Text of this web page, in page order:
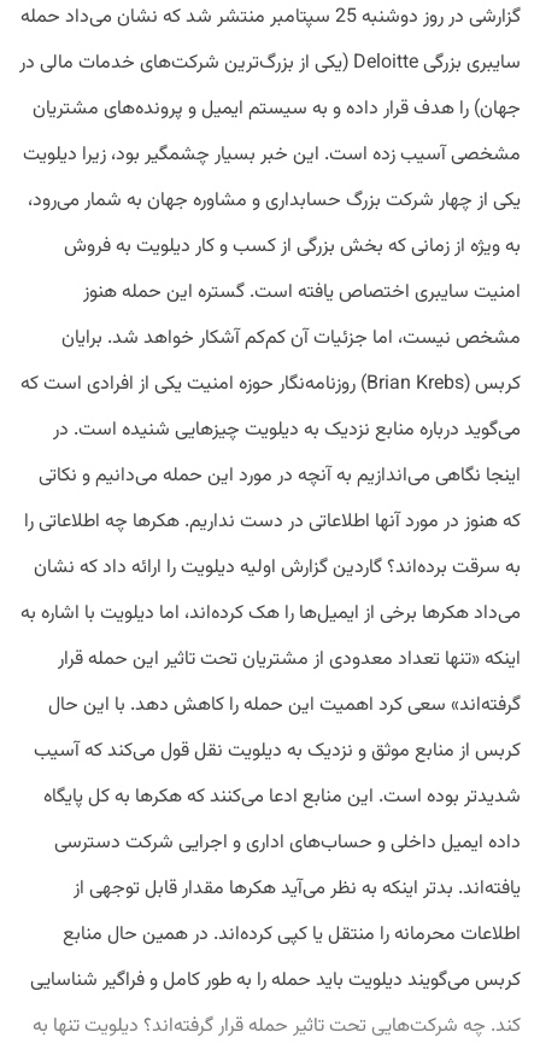
گزارشی در روز دوشنبه 25 سپتامبر منتشر شد که نشان می‌داد حمله
سایبری بزرگی Deloitte (یکی از بزرگ‌ترین شرکت‌های خدمات مالی در
جهان) را هدف قرار داده و به سیستم ایمیل و پرونده‌های مشتریان
مشخصی آسیب زده است. این خبر بسیار چشمگیر بود، زیرا دیلویت
یکی از چهار شرکت بزرگ حسابداری و مشاوره جهان به شمار می‌رود،
به ویژه از زمانی که بخش بزرگی از کسب و کار دیلویت به فروش
امنیت سایبری اختصاص یافته است. گستره این حمله هنوز
مشخص نیست، اما جزئیات آن کم‌کم آشکار خواهد شد. برایان
کربس (Brian Krebs) روزنامه‌نگار حوزه امنیت یکی از افرادی است که
می‌گوید درباره منابع نزدیک به دیلویت چیزهایی شنیده است. در
اینجا نگاهی می‌اندازیم به آنچه در مورد این حمله می‌دانیم و نکاتی
که هنوز در مورد آنها اطلاعاتی در دست نداریم. هکرها چه اطلاعاتی را
به سرقت برده‌اند؟ گاردین گزارش اولیه دیلویت را ارائه داد که نشان
می‌داد هکرها برخی از ایمیل‌ها را هک کرده‌اند، اما دیلویت با اشاره به
اینکه «تنها تعداد معدودی از مشتریان تحت تاثیر این حمله قرار
گرفته‌اند» سعی کرد اهمیت این حمله را کاهش دهد. با این حال
کربس از منابع موثق و نزدیک به دیلویت نقل قول می‌کند که آسیب
شدیدتر بوده است. این منابع ادعا می‌کنند که هکرها به کل پایگاه
داده ایمیل داخلی و حساب‌های اداری و اجرایی شرکت دسترسی
یافته‌‌اند. بدتر اینکه به نظر می‌آید هکرها مقدار قابل توجهی از
اطلاعات محرمانه را منتقل یا کپی کرده‌اند. در همین حال منابع
کربس می‌گویند دیلویت باید حمله را به طور کامل و فراگیر شناسایی
کند. چه شرکت‌هایی تحت تاثیر حمله قرار گرفته‌اند؟ دیلویت تنها به